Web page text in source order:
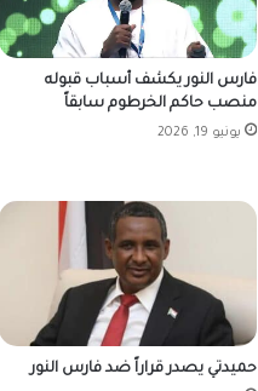
فارس النور يكشف أسباب قبوله
منصب حاكم الخرطوم سابقاً
يونيو 19, 2026
حميدتي يصدر قراراً ضد فارس النور